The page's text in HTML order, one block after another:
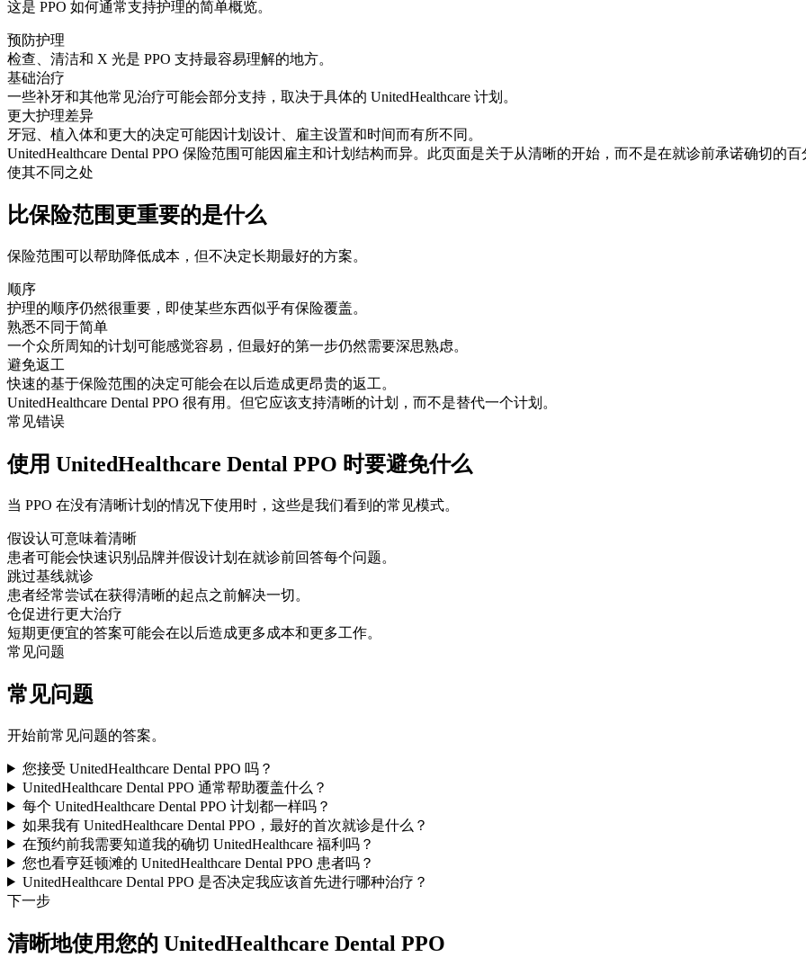
这是 PPO 如何通常支持护理的简单概览。
预防护理
检查、清洁和 X 光是 PPO 支持最容易理解的地方。
基础治疗
一些补牙和其他常见治疗可能会部分支持，取决于具体的 UnitedHealthcare 计划。
更大护理差异
牙冠、植入体和更大的决定可能因计划设计、雇主设置和时间而有所不同。
UnitedHealthcare Dental PPO 保险范围可能因雇主和计划结构而异。此页面是关于从清晰的开始，而不是在就诊前承诺确切的百
使其不同之处
比保险范围更重要的是什么
保险范围可以帮助降低成本，但不决定长期最好的方案。
顺序
护理的顺序仍然很重要，即使某些东西似乎有保险覆盖。
熟悉不同于简单
一个众所周知的计划可能感觉容易，但最好的第一步仍然需要深思熟虑。
避免返工
快速的基于保险范围的决定可能会在以后造成更昂贵的返工。
UnitedHealthcare Dental PPO 很有用。但它应该支持清晰的计划，而不是替代一个计划。
常见错误
使用 UnitedHealthcare Dental PPO 时要避免什么
当 PPO 在没有清晰计划的情况下使用时，这些是我们看到的常见模式。
假设认可意味着清晰
患者可能会快速识别品牌并假设计划在就诊前回答每个问题。
跳过基线就诊
患者经常尝试在获得清晰的起点之前解决一切。
仓促进行更大治疗
短期更便宜的答案可能会在以后造成更多成本和更多工作。
常见问题
常见问题
开始前常见问题的答案。
您接受 UnitedHealthcare Dental PPO 吗？
UnitedHealthcare Dental PPO 通常帮助覆盖什么？
每个 UnitedHealthcare Dental PPO 计划都一样吗？
如果我有 UnitedHealthcare Dental PPO，最好的首次就诊是什么？
在预约前我需要知道我的确切 UnitedHealthcare 福利吗？
您也看亨廷顿滩的 UnitedHealthcare Dental PPO 患者吗？
UnitedHealthcare Dental PPO 是否决定我应该首先进行哪种治疗？
下一步
清晰地使用您的 UnitedHealthcare Dental PPO